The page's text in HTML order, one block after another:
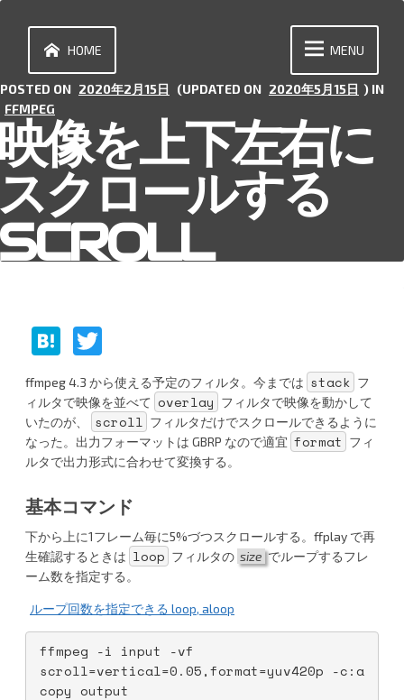
content
像を上下左右に
クロールする
POSTED ON 2020年2月15日 (UPDATED ON 2020年5月15日 ) IN
FFMPEG
HOME MENU
H
at
e
n
a
w
itt
er
ffmpeg 4.3 から使える予定のフィルタ。今までは stack フ
ィルタで映像を並べて overlay フィルタで映像を動かして
いたのが、
scroll フィルタだけでスクロールできるように
なった。出力フォーマットは GBRP なので適宜 format フィ
ルタで出力形式に合わせて変換する。
基本コマンド
下から上に1フレーム毎に5%づつスクロールする。ffplay で再
生確認するときは loop フィルタの size でループするフレ
ーム数を指定する。
ループ回数を指定できる loop, aloop
ffmpeg -i input -vf
scroll=vertical=0.05,format=yuv420p -c:a
copy output